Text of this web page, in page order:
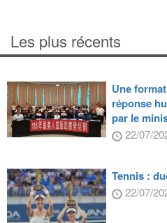
Les plus récents
Une
réponse
par le
22/07/
Tennis :
22/07/